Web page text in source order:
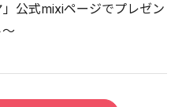
公式mixiページでプレゼン